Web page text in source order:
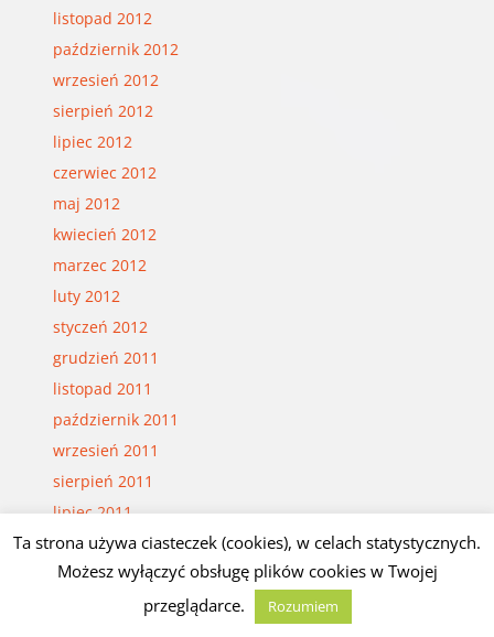
listopad 2012
październik 2012
wrzesień 2012
sierpień 2012
lipiec 2012
czerwiec 2012
maj 2012
kwiecień 2012
marzec 2012
luty 2012
styczeń 2012
grudzień 2011
listopad 2011
październik 2011
wrzesień 2011
sierpień 2011
lipiec 2011
czerwiec 2011
maj 2011
kwiecień 2011
Ta strona używa ciasteczek (cookies), w celach statystycznych.
Możesz wyłączyć obsługę plików cookies w Twojej
przeglądarce.
Rozumiem